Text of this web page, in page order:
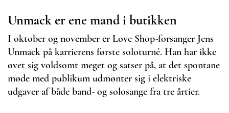
Unmack er ene mand i butikken
I oktober og november er Love Shop-forsanger Jens
Unmack på karrierens første soloturné. Han har ikke
øvet sig voldsomt meget og satser på, at det spontane
møde med publikum udmønter sig i elektriske
udgaver af både band- og solosange fra tre årtier.